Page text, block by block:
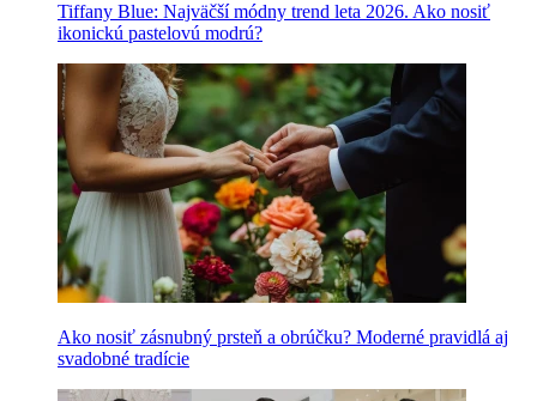
Tiffany Blue: Najväčší módny trend leta 2026. Ako nosiť
ikonickú pastelovú modrú?
Ako nosiť zásnubný prsteň a obrúčku? Moderné pravidlá aj
svadobné tradície